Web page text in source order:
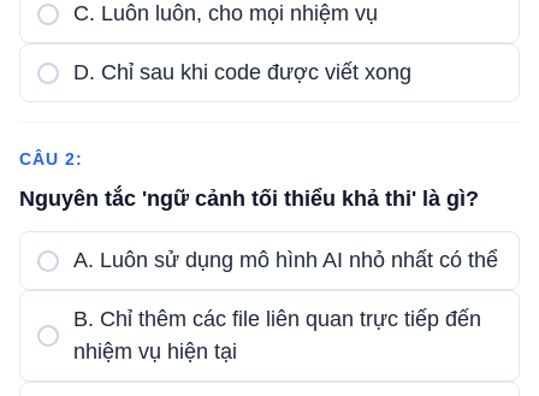
C. Luôn luôn, cho mọi nhiệm vụ
D. Chỉ sau khi code được viết xong
CÂU 2:
Nguyên tắc 'ngữ cảnh tối thiểu khả thi' là gì?
A. Luôn sử dụng mô hình AI nhỏ nhất có thể
B. Chỉ thêm các file liên quan trực tiếp đến
nhiệm vụ hiện tại